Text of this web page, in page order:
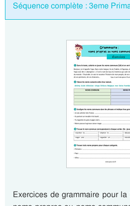
Séquence complète : 3eme
Exercices de grammaire pour